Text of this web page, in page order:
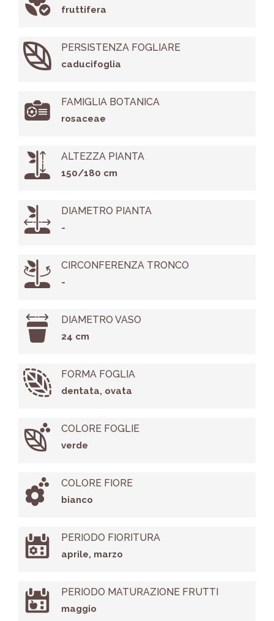
fruttifera
PERSISTENZA FOGLIARE
caducifoglia
FAMIGLIA BOTANICA
rosaceae
ALTEZZA PIANTA
150/180 cm
DIAMETRO PIANTA
-
CIRCONFERENZA TRONCO
-
DIAMETRO VASO
24 cm
FORMA FOGLIA
dentata, ovata
COLORE FOGLIE
verde
COLORE FIORE
bianco
PERIODO FIORITURA
aprile, marzo
PERIODO MATURAZIONE FRUTTI
maggio